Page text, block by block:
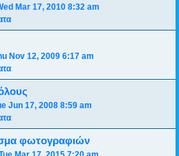
Mar 17, 2010 8:32 am
Nov 12, 2009 6:17 am
Jun 17, 2008 8:59 am
φωτογραφιών